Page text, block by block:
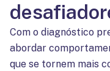
Com o diagnóstico
abordar
que se tornem mais